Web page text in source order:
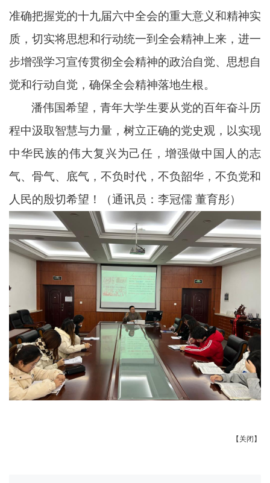
准确把握党的十九届六中全会的重大意义和精神实
质，切实将思想和行动统一到全会精神上来，进一
步增强学习宣传贯彻全会精神的政治自觉、思想自
觉和行动自觉，确保全会精神落地生根。
潘伟国希望，青年大学生要从党的百年奋斗历
程中汲取智慧与力量，树立正确的党史观，以实现
中华民族的伟大复兴为己任，增强做中国人的志
气、骨气、底气，不负时代，不负韶华，不负党和
人民的殷切希望！（通讯员：李冠儒 董育彤）
【关闭】